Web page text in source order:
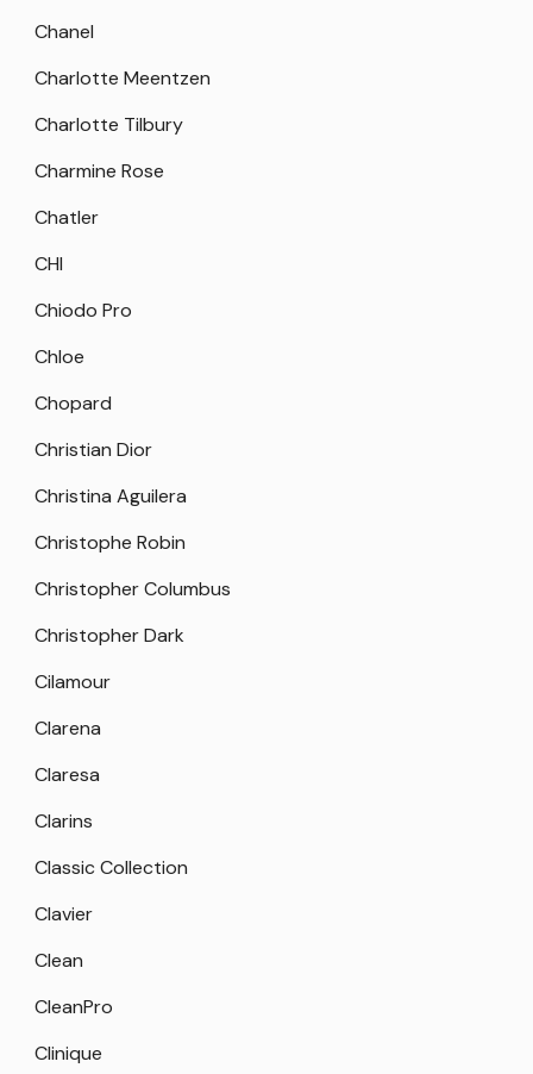
Chanel
Charlotte Meentzen
Charlotte Tilbury
Charmine Rose
Chatler
CHI
Chiodo Pro
Chloe
Chopard
Christian Dior
Christina Aguilera
Christophe Robin
Christopher Columbus
Christopher Dark
Cilamour
Clarena
Claresa
Clarins
Classic Collection
Clavier
Clean
CleanPro
Clinique